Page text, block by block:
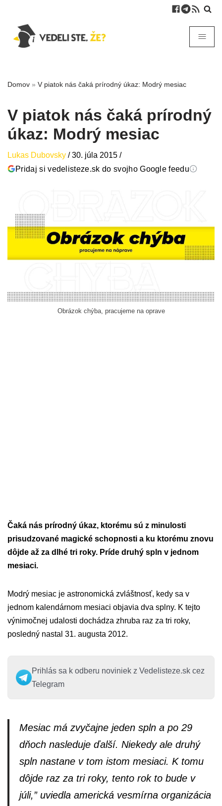
Domov » V piatok nás čaká prírodný úkaz: Modrý mesiac
V piatok nás čaká prírodný
úkaz: Modrý mesiac
Lukas Dubovsky /30. júla 2015 /
Pridaj si vedelisteze.sk do svojho Google feedu
Obrázok chýba, pracujeme na oprave
Čaká nás prírodný úkaz, ktorému sú z minulosti
prisudzované magické schopnosti a ku ktorému znovu
dôjde až za dlhé tri roky. Príde druhý spln v jednom
mesiaci.
Modrý mesiac je astronomická zvláštnosť, kedy sa v
jednom kalendárnom mesiaci objavia dva splny. K tejto
výnimočnej udalosti dochádza zhruba raz za tri roky,
posledný nastal 31. augusta 2012.
Prihlás sa k odberu noviniek z Vedelisteze.sk cez
Telegram
Mesiac má zvyčajne jeden spln a po 29
dňoch nasleduje ďalší. Niekedy ale druhý
spln nastane v tom istom mesiaci. K tomu
dôjde raz za tri roky, tento rok to bude v
júli,” uviedla americká vesmírna organizácia